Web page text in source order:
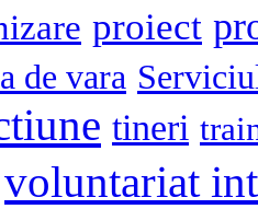
proiect
de vara
tineri
voluntariat